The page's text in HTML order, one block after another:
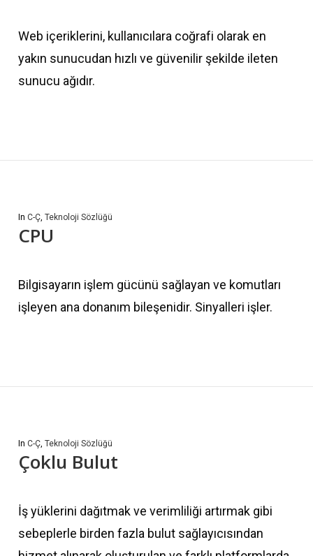
Web içeriklerini, kullanıcılara coğrafi olarak en
yakın sunucudan hızlı ve güvenilir şekilde ileten
sunucu ağıdır.
In C-Ç, Teknoloji Sözlüğü
CPU
Bilgisayarın işlem gücünü sağlayan ve komutları
işleyen ana donanım bileşenidir. Sinyalleri işler.
In C-Ç, Teknoloji Sözlüğü
Çoklu Bulut
İş yüklerini dağıtmak ve verimliliği artırmak gibi
sebeplerle birden fazla bulut sağlayıcısından